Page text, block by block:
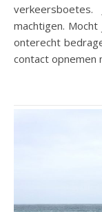
machtigen.
onterecht
contact opnemen